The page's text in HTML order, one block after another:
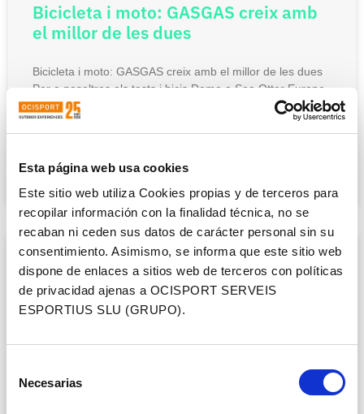
Esta página web usa cookies
Este sitio web utiliza Cookies propias y de terceros para
recopilar información con la finalidad técnica, no se
recaban ni ceden sus datos de carácter personal sin su
consentimiento. Asimismo, se informa que este sitio web
dispone de enlaces a sitios web de terceros con políticas
de privacidad ajenas a OCISPORT SERVEIS
ESPORTIUS SLU (GRUPO).
Necesarias
Bicicleta i moto: GASGAS creix amb
el millor de les dues
Bicicleta i moto: GASGAS creix amb el millor de les dues
Per a nosaltres els tests i bicis Demo a Sea Otter Europe
Costa Brava
20 de juliol de 2023